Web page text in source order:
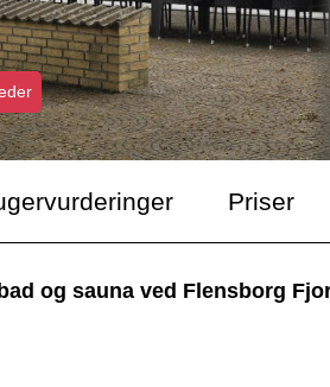
Priser
og sauna ved Flensborg